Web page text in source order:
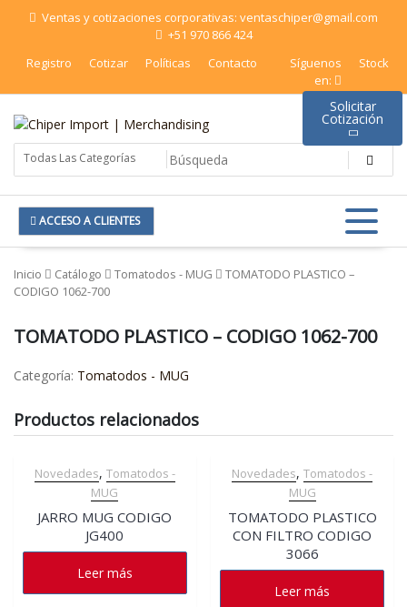
Saltar Ventas y cotizaciones corporativas: ventaschiper@gmail.com
+51 970 866 424
Registro
Cotizar Políticas Contacto
Síguenos
en:
Stock
Chiper Import | Merchandising
ACCESO A CLIENTES
Inicio Catálogo Tomatodos - MUG
TOMATODO PLASTICO –
CODIGO 1062-700
TOMATODO PLASTICO – CODIGO 1062-700
Categoría: Tomatodos - MUG
Productos relacionados
Novedades, Tomatodos -
MUG
JARRO MUG CODIGO
JG400
Leer más
Novedades,Tomatodos -
MUG
TOMATODO PLASTICO
CON FILTRO CODIGO
3066
Leer más
Solicitar
Cotización